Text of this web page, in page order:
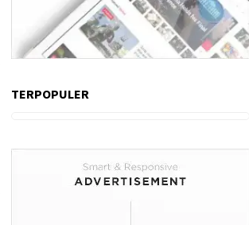
TERPOPULER